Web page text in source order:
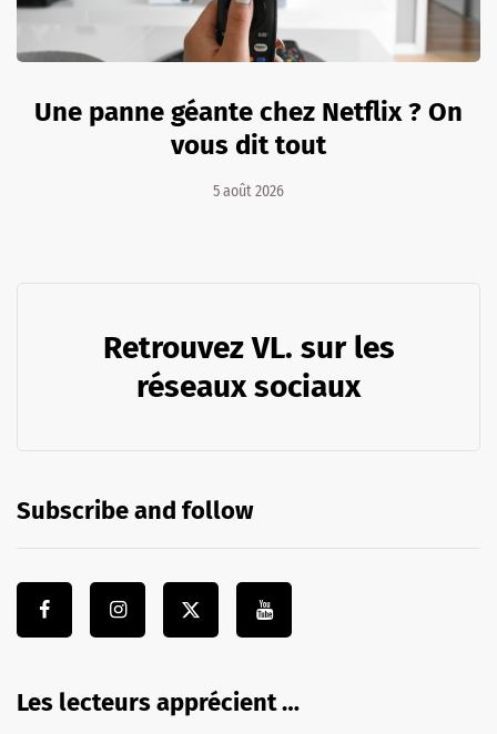
Une panne géante chez Netflix ? On
vous dit tout
5 août 2026
Retrouvez VL. sur les
réseaux sociaux
Subscribe and follow
Les lecteurs apprécient …